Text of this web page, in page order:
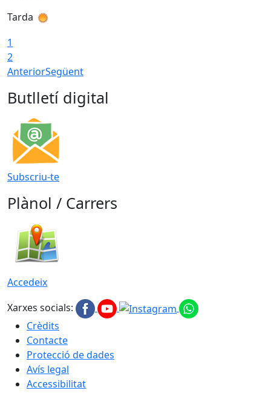
Tarda
1
2
AnteriorSegüent
Butlletí digital
Subscriu-te
Plànol / Carrers
Accedeix
Xarxes socials:
Crèdits
Contacte
Protecció de dades
Avís legal
Accessibilitat